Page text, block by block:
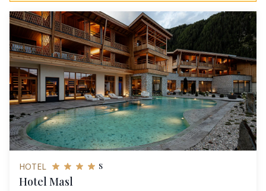
HOTEL s
Hotel Masl